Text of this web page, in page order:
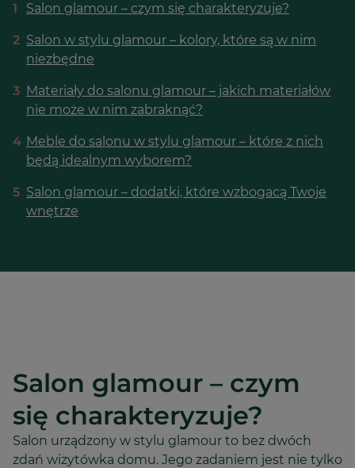
1 Salon glamour – czym się charakteryzuje?
2 Salon w stylu glamour – kolory, które są w nim
niezbędne
3 Materiały do salonu glamour – jakich materiałów
nie może w nim zabraknąć?
4 Meble do salonu w stylu glamour – które z nich
będą idealnym wyborem?
5 Salon glamour – dodatki, które wzbogacą Twoje
wnętrze
Salon glamour – czym
się charakteryzuje?
Salon urządzony w stylu glamour to bez dwóch
zdań wizytówka domu. Jego zadaniem jest nie tylko